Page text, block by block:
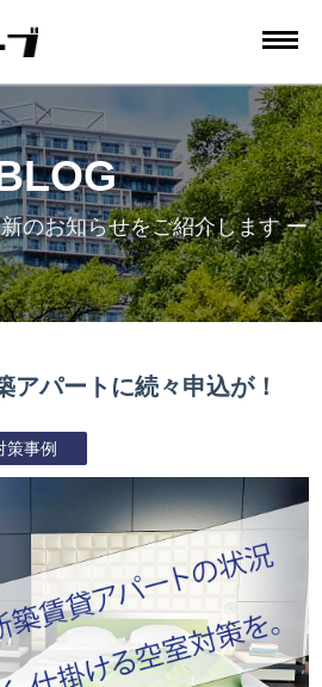
のお知らせをご紹介します ー
アパートに続々申込が！
策事例